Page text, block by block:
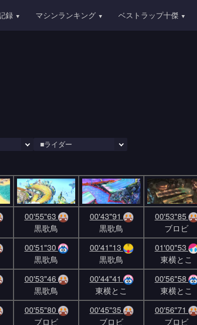
録 マシンランキング ベストラップ十傑
00'55"63
黒歌鳥
00'43"91
黒歌鳥
00'53"85
ブロビ
00'51"30
黒歌鳥
00'41"13
黒歌鳥
01'00"53
東横とこ
00'53"46
黒歌鳥
00'44"41
東横とこ
00'56"58
東横とこ
00'55"80
ブロビ
00'45"35
ブロビ
00'56"71
ブロビ